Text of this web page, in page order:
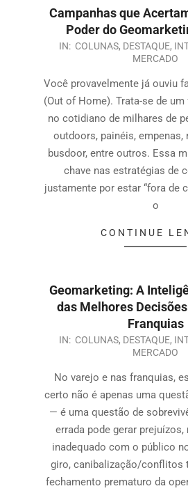
Campanhas que
Poder do
IN: COLUNAS, DESTAQUE,
MERCADO
Você provavelmente já ouviu
(Out of Home). Trata-se de
no cotidiano de milhares de
outdoors, painéis, empenas,
busdoor, entre outros. Essa
chave nas estratégias de
justamente por estar “fora de
o
CONTINUE
Geomarketing: A
das Melhores
Franquias
IN: COLUNAS, DESTAQUE,
MERCADO
No varejo e nas franquias,
certo não é apenas uma
— é uma questão de
errada pode gerar
inadequado com o público
giro, canibalização/conflitos
fechamento prematuro da